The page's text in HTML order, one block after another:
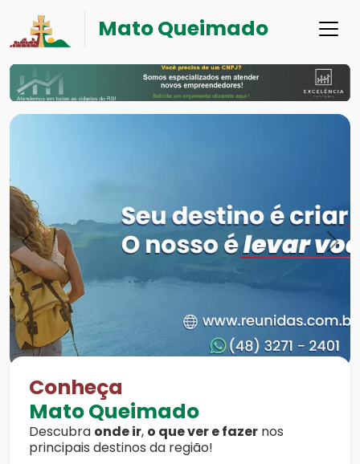
Mato Queimado
Previous Next
Conheça
Mato Queimado
Descubra onde ir, o que ver e fazer nos
principais destinos da região!